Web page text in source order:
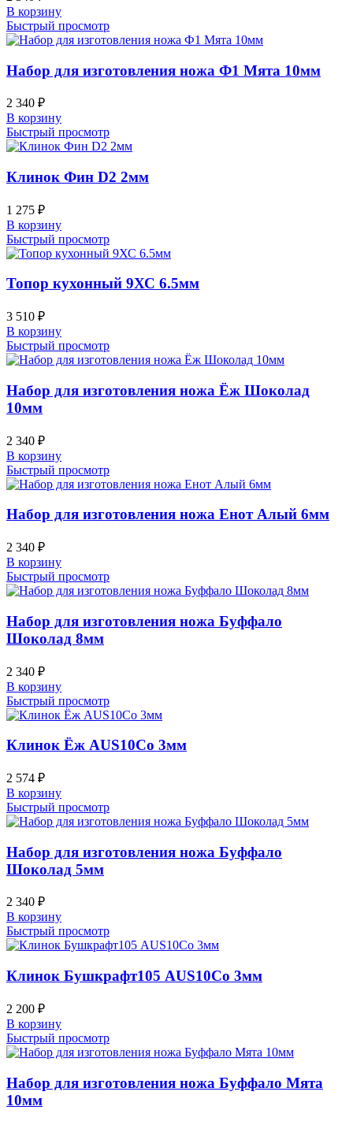
В корзину
Быстрый просмотр
Набор для изготовления ножа Ф1 Мята 10мм
2 340 ₽
В корзину
Быстрый просмотр
Клинок Фин D2 2мм
1 275 ₽
В корзину
Быстрый просмотр
Топор кухонный 9ХС 6.5мм
3 510 ₽
В корзину
Быстрый просмотр
Набор для изготовления ножа Ёж Шоколад
10мм
2 340 ₽
В корзину
Быстрый просмотр
Набор для изготовления ножа Енот Алый 6мм
2 340 ₽
В корзину
Быстрый просмотр
Набор для изготовления ножа Буффало
Шоколад 8мм
2 340 ₽
В корзину
Быстрый просмотр
Клинок Ёж AUS10Co 3мм
2 574 ₽
В корзину
Быстрый просмотр
Набор для изготовления ножа Буффало
Шоколад 5мм
2 340 ₽
В корзину
Быстрый просмотр
Клинок Бушкрафт105 AUS10Co 3мм
2 200 ₽
В корзину
Быстрый просмотр
Набор для изготовления ножа Буффало Мята
10мм